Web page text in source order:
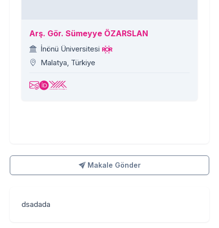
Arş. Gör. Sümeyye ÖZARSLAN
İnönü Üniversitesi
Malatya, Türkiye
Makale Gönder
dsadada